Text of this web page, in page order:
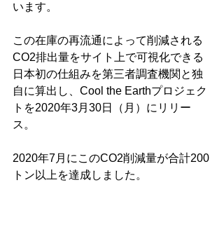
います。
この在庫の再流通によって削減される
CO2排出量をサイト上で可視化できる
日本初の仕組みを第三者調査機関と独
自に算出し、Cool the Earthプロジェク
トを2020年3月30日（月）にリリー
ス。
2020年7月にこのCO2削減量が合計200
トン以上を達成しました。